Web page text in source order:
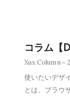
コラム【
Xux Column
使いたいデザ
とは、ブラウ